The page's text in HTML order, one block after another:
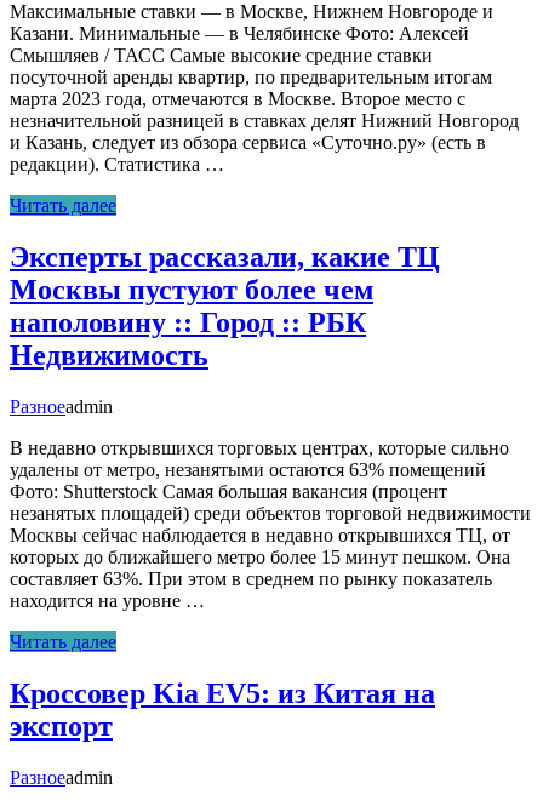
Максимальные ставки — в Москве, Нижнем Новгороде и
Казани. Минимальные — в Челябинске Фото: Алексей
Смышляев / ТАСС Самые высокие средние ставки
посуточной аренды квартир, по предварительным итогам
марта 2023 года, отмечаются в Москве. Второе место с
незначительной разницей в ставках делят Нижний Новгород
и Казань, следует из обзора сервиса «Суточно.ру» (есть в
редакции). Статистика …
Читать далее
Эксперты рассказали, какие ТЦ
Москвы пустуют более чем
наполовину :: Город :: РБК
Недвижимость
Разноеadmin
В недавно открывшихся торговых центрах, которые сильно
удалены от метро, незанятыми остаются 63% помещений
Фото: Shutterstock Самая большая вакансия (процент
незанятых площадей) среди объектов торговой недвижимости
Москвы сейчас наблюдается в недавно открывшихся ТЦ, от
которых до ближайшего метро более 15 минут пешком. Она
составляет 63%. При этом в среднем по рынку показатель
находится на уровне …
Читать далее
Кроссовер Kia EV5: из Китая на
экспорт
Разноеadmin